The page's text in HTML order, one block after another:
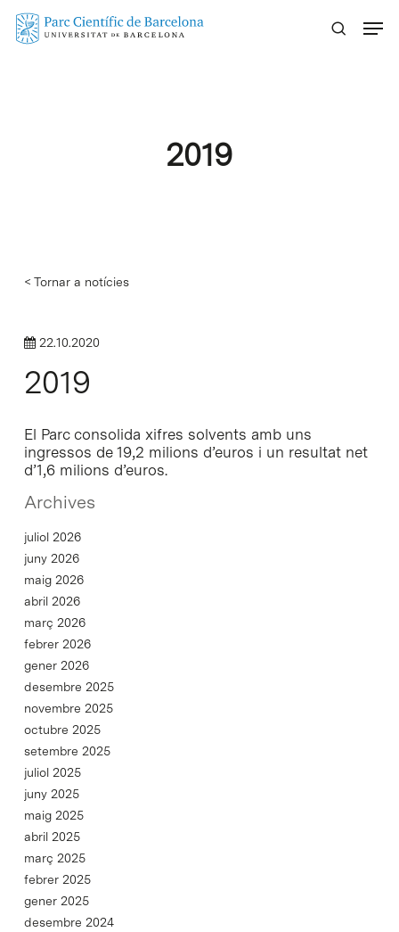
Skip
2019
< Tornar a notícies
22.10.2020
2019
El Parc consolida xifres solvents amb uns
ingressos de 19,2 milions d’euros i un resultat net
d’1,6 milions d’euros.
Archives
juliol 2026
juny 2026
maig 2026
abril 2026
març 2026
febrer 2026
gener 2026
desembre 2025
novembre 2025
octubre 2025
setembre 2025
juliol 2025
juny 2025
maig 2025
abril 2025
març 2025
febrer 2025
gener 2025
desembre 2024